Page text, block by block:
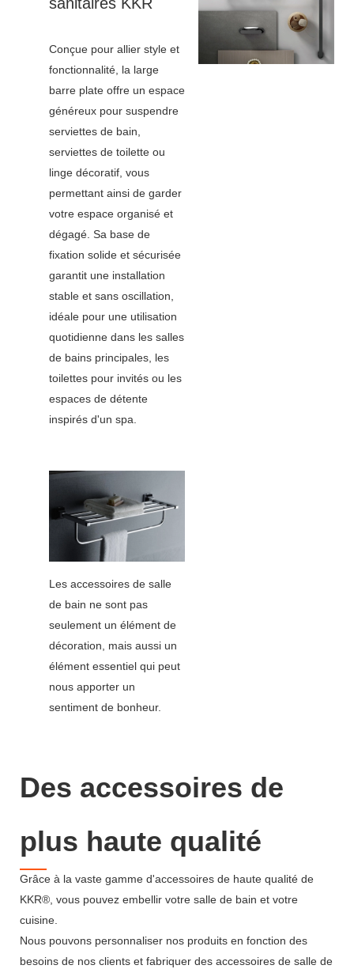
Conçue pour allier style et
fonctionnalité, la large
barre plate offre un espace
généreux pour suspendre
serviettes de bain,
serviettes de toilette ou
linge décoratif, vous
permettant ainsi de garder
votre espace organisé et
dégagé. Sa base de
fixation solide et sécurisée
garantit une installation
stable et sans oscillation,
idéale pour une utilisation
quotidienne dans les salles
de bains principales, les
toilettes pour invités ou les
espaces de détente
inspirés d'un spa.
Les accessoires de salle
de bain ne sont pas
seulement un élément de
décoration, mais aussi un
élément essentiel qui peut
nous apporter un
sentiment de bonheur.
Des accessoires de
plus haute qualité
Grâce à la vaste gamme d'accessoires de haute qualité de
KKR®, vous pouvez embellir votre salle de bain et votre
cuisine.
Nous pouvons personnaliser nos produits en fonction des
besoins de nos clients et fabriquer des accessoires de salle de